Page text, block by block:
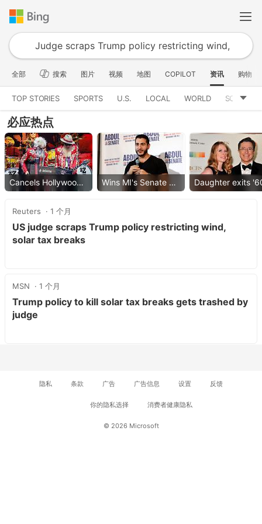
全部 搜索 图片 视频 地图 COPILOT 资讯 购物
TOP STORIES SPORTS U.S. LOCAL WORLD SCIENCE
必应热点
Cancels Hollywood Bowl show Wins MI's Senate primary
Reuters 1 个月
US judge scraps Trump policy restricting wind,
solar tax breaks
MSN 1 个月
Trump policy to kill solar tax breaks gets trashed by
judge
隐私 条款 广告 广告信息 设置 反馈
你的隐私选择 消费者健康隐私
© 2026 Microsoft